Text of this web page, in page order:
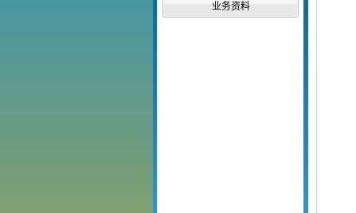
业务资料